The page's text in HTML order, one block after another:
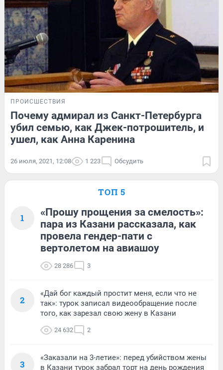
ПРОИСШЕСТВИЯ
Почему адмирал из Санкт-Петербурга
убил семью, как Джек-потрошитель, и
ушел, как Анна Каренина
26 июля, 2021, 12:08 1 223 Обсудить
ТОП 5
1
«Прошу прощения за смелость»:
пара из Казани рассказала, как
провела гендер-пати с
вертолетом на авиашоу
28 286 3
2
«Дай бог каждый простит меня, если что не
так»: турок записал видеообращение после
того, как зарезал свою жену в Казани
24 632 2
3
«Заказали на 3-летие»: перед убийством жены
в Казани турок забрал торт на день рождения